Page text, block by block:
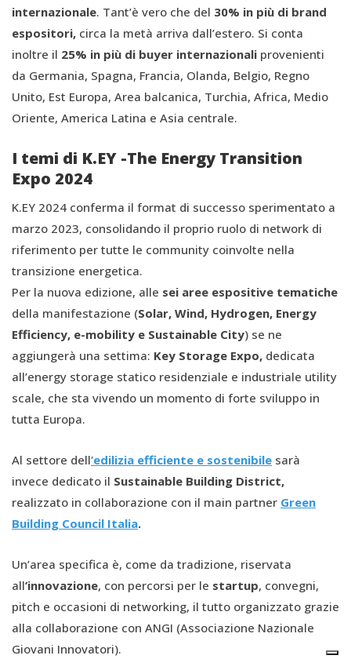
internazionale. Tant’è vero che del 30% in più di brand
espositori, circa la metà arriva dall’estero. Si conta
inoltre il 25% in più di buyer internazionali provenienti
da Germania, Spagna, Francia, Olanda, Belgio, Regno
Unito, Est Europa, Area balcanica, Turchia, Africa, Medio
Oriente, America Latina e Asia centrale.
I temi di K.EY -The Energy Transition
Expo 2024
K.EY 2024 conferma il format di successo sperimentato a
marzo 2023, consolidando il proprio ruolo di network di
riferimento per tutte le community coinvolte nella
transizione energetica.
Per la nuova edizione, alle sei aree espositive tematiche
della manifestazione (Solar, Wind, Hydrogen, Energy
Efficiency, e-mobility e Sustainable City) se ne
aggiungerà una settima: Key Storage Expo, dedicata
all’energy storage statico residenziale e industriale utility
scale, che sta vivendo un momento di forte sviluppo in
tutta Europa.
Al settore dell’edilizia efficiente e sostenibile sarà
invece dedicato il Sustainable Building District,
realizzato in collaborazione con il main partner Green
Building Council Italia.
Un’area specifica è, come da tradizione, riservata
all’innovazione, con percorsi per le startup, convegni,
pitch e occasioni di networking, il tutto organizzato grazie
alla collaborazione con ANGI (Associazione Nazionale
Giovani Innovatori).